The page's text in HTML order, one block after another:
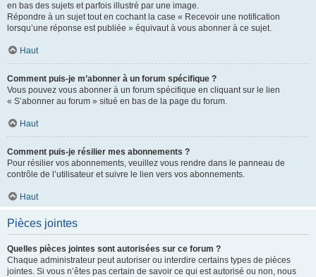
en bas des sujets et parfois illustré par une image.
Répondre à un sujet tout en cochant la case « Recevoir une notification
lorsqu’une réponse est publiée » équivaut à vous abonner à ce sujet.
Haut
Comment puis-je m’abonner à un forum spécifique ?
Vous pouvez vous abonner à un forum spécifique en cliquant sur le lien
« S’abonner au forum » situé en bas de la page du forum.
Haut
Comment puis-je résilier mes abonnements ?
Pour résilier vos abonnements, veuillez vous rendre dans le panneau de
contrôle de l’utilisateur et suivre le lien vers vos abonnements.
Haut
Pièces jointes
Quelles pièces jointes sont autorisées sur ce forum ?
Chaque administrateur peut autoriser ou interdire certains types de pièces
jointes. Si vous n’êtes pas certain de savoir ce qui est autorisé ou non, nous